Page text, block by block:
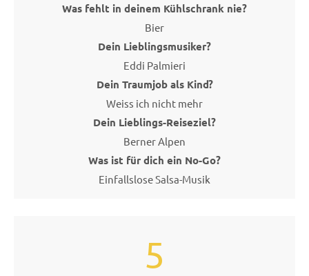
Was fehlt in deinem Kühlschrank nie?
Bier
Dein Lieblingsmusiker?
Eddi Palmieri
Dein Traumjob als Kind?
Weiss ich nicht mehr
Dein Lieblings-Reiseziel?
Berner Alpen
Was ist für dich ein No-Go?
Einfallslose Salsa-Musik
5